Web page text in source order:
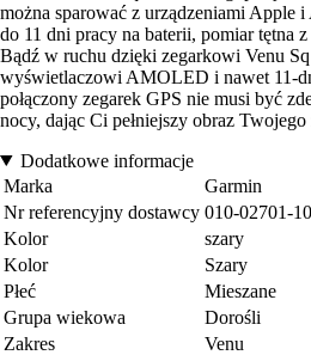
można sparować z urządzeniami Apple
do 11 dni pracy na baterii, pomiar tętna
Bądź w ruchu dzięki zegarkowi Venu
wyświetlaczowi AMOLED i nawet 11-
połączony zegarek GPS nie musi być
nocy, dając Ci pełniejszy obraz
Dodatkowe informacje
Marka
Garmin
Nr referencyjny dostawcy 010-02701-10
Kolor
szary
Kolor
Szary
Płeć
Mieszane
Grupa wiekowa
Dorośli
Zakres
Venu